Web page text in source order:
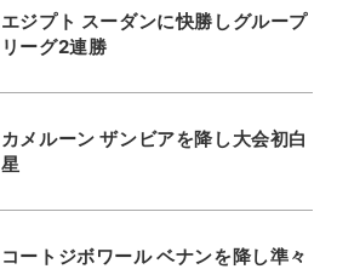
エジプト スーダンに快勝しグループ
リーグ2連勝
カメルーン ザンビアを降し大会初白
星
コートジボワール ベナンを降し準々